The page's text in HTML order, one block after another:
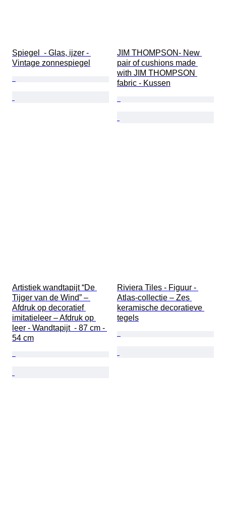
Spiegel  - Glas, ijzer -
Vintage zonnespiegel
JIM THOMPSON- New
pair of cushions made
with JIM THOMPSON
fabric - Kussen
Artistiek wandtapijt “De
Tijger van de Wind” –
Afdruk op decoratief
imitatieleer – Afdruk op
leer - Wandtapijt  - 87 cm -
54 cm
Riviera Tiles - Figuur -
Atlas-collectie – Zes
keramische decoratieve
tegels